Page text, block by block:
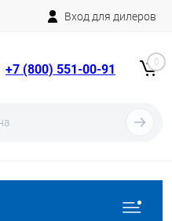
Вход для дилеров
+7 (800) 551-00-91 0